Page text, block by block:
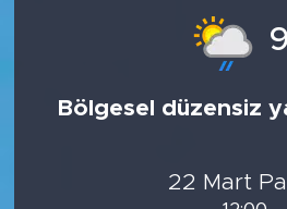
9
Bölgesel düzensiz
22 Mart